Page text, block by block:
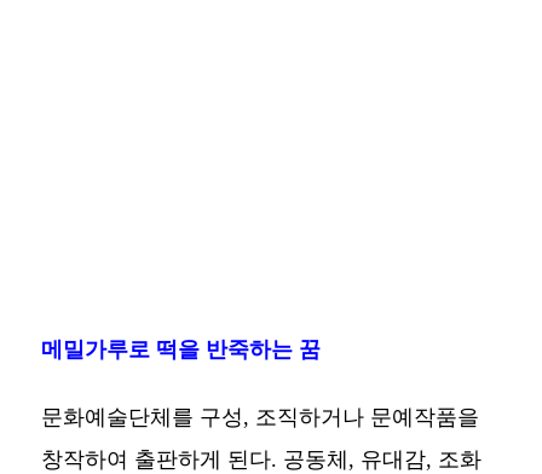
메밀가루로 떡을 반죽하는 꿈
문화예술단체를 구성, 조직하거나 문예작품을
창작하여 출판하게 된다. 공동체, 유대감, 조화